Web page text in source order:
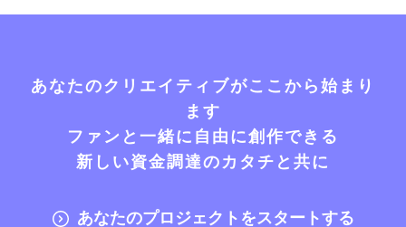
あなたのクリエイティブがここから始まり
ます
ファンと一緒に自由に創作できる
新しい資金調達のカタチと共に
あなたのプロジェクトをスタートする